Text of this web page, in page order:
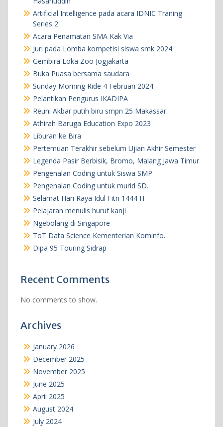
Artificial Intelligence pada acara IDNIC Traning
Series 2
Acara Penamatan SMA Kak Via
Juri pada Lomba kompetisi siswa smk 2024
Gembira Loka Zoo Jogjakarta
Buka Puasa bersama saudara
Sunday Morning Ride 4 Februari 2024
Pelantikan Pengurus IKADIPA
Reuni Akbar putih biru smpn 25 Makassar.
Athirah Baruga Education Expo 2023
Liburan ke Bira
Pertemuan Terakhir sebelum Ujian Akhir Semester
Legenda Pasir Berbisik, Bromo, Malang Jawa Timur
Pengenalan Coding untuk Siswa SMP
Pengenalan Coding untuk murid SD.
Selamat Hari Raya Idul Fitri 1444 H
Pelajaran menulis huruf kanji
Ngebolang di Singapore
ToT Data Science Kementerian Kominfo.
Dipa 95 Touring Sidrap
Recent Comments
No comments to show.
Archives
January 2026
December 2025
November 2025
June 2025
April 2025
August 2024
July 2024